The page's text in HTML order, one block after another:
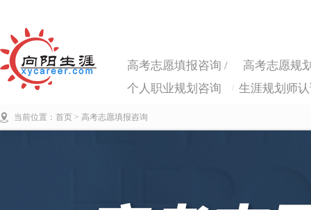
高考志愿填报咨询 /
高考志愿规
个人职业规划咨询
/ 生涯规划师
当前位置： 首页 > 高考志愿填报咨询